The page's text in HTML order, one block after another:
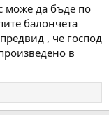
може да бъде по
балончета
, че господ
в